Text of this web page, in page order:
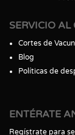
SERVICIO AL
Cortes de
Blog
Políticas de
ENTÉRATE
Regístrate para